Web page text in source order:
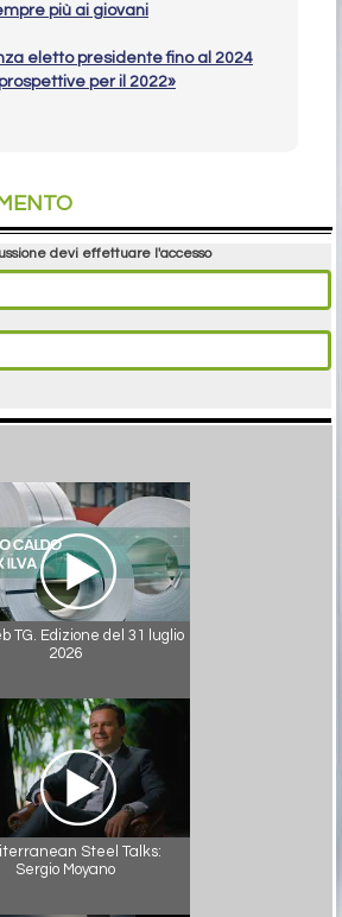
più ai giovani
eletto presidente fino al 2024
per il 2022»
devi effettuare l'accesso
TG. Edizione del 31 luglio
2026
Steel Talks:
Sergio Moyano